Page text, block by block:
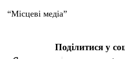
“Місцеві медіа”
Поділитися у